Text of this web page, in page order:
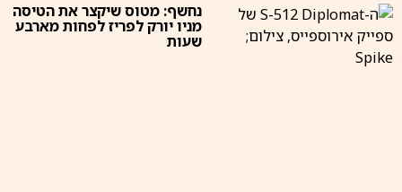
נחשף: מטוס שיקצר את הטיסה
מניו יורק לפריז לפחות מארבע
שעות